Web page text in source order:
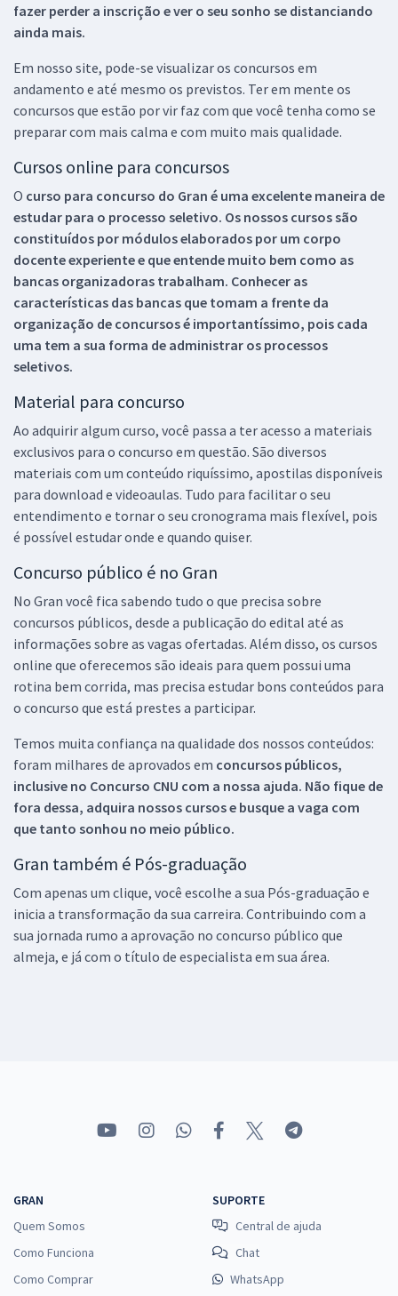
fazer perder a inscrição e ver o seu sonho se distanciando
ainda mais.
Em nosso site, pode-se visualizar os concursos em
andamento e até mesmo os previstos. Ter em mente os
concursos que estão por vir faz com que você tenha como se
preparar com mais calma e com muito mais qualidade.
Cursos online para concursos
O curso para concurso do Gran é uma excelente maneira de
estudar para o processo seletivo. Os nossos cursos são
constituídos por módulos elaborados por um corpo
docente experiente e que entende muito bem como as
bancas organizadoras trabalham. Conhecer as
características das bancas que tomam a frente da
organização de concursos é importantíssimo, pois cada
uma tem a sua forma de administrar os processos
seletivos.
Material para concurso
Ao adquirir algum curso, você passa a ter acesso a materiais
exclusivos para o concurso em questão. São diversos
materiais com um conteúdo riquíssimo, apostilas disponíveis
para download e videoaulas. Tudo para facilitar o seu
entendimento e tornar o seu cronograma mais flexível, pois
é possível estudar onde e quando quiser.
Concurso público é no Gran
No Gran você fica sabendo tudo o que precisa sobre
concursos públicos, desde a publicação do edital até as
informações sobre as vagas ofertadas. Além disso, os cursos
online que oferecemos são ideais para quem possui uma
rotina bem corrida, mas precisa estudar bons conteúdos para
o concurso que está prestes a participar.
Temos muita confiança na qualidade dos nossos conteúdos:
foram milhares de aprovados em concursos públicos,
inclusive no Concurso CNU com a nossa ajuda. Não fique de
fora dessa, adquira nossos cursos e busque a vaga com
que tanto sonhou no meio público.
Gran também é Pós-graduação
Com apenas um clique, você escolhe a sua Pós-graduação e
inicia a transformação da sua carreira. Contribuindo com a
sua jornada rumo a aprovação no concurso público que
almeja, e já com o título de especialista em sua área.
GRAN
Quem Somos
Como Funciona
Como Comprar
SUPORTE
Central de ajuda
Chat
WhatsApp